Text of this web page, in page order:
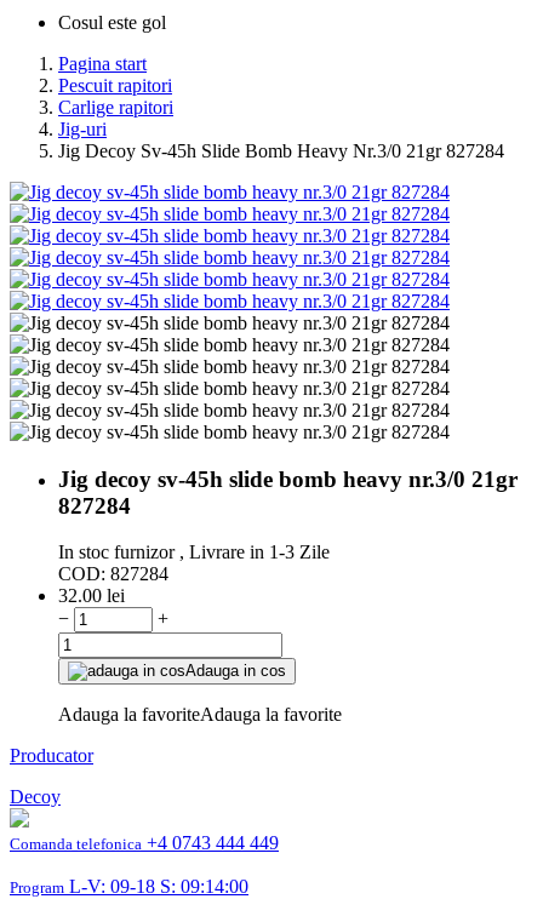
Cosul este gol
Pagina start
Pescuit rapitori
Carlige rapitori
Jig-uri
Jig Decoy Sv-45h Slide Bomb Heavy Nr.3/0 21gr 827284
Jig decoy sv-45h slide bomb heavy nr.3/0 21gr
827284
In stoc furnizor , Livrare in 1-3 Zile
COD: 827284
32.00 lei
−
+
Adauga in cos
Adauga la favoriteAdauga la favorite
Producator
Decoy
Comanda telefonica +4 0743 444 449
Program L-V: 09-18 S: 09:14:00